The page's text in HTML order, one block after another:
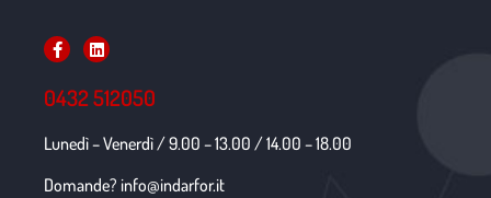
0432 512050
Lunedì – Venerdì / 9.00 – 13.00 / 14.00 – 18.00
Domande? info@indarfor.it